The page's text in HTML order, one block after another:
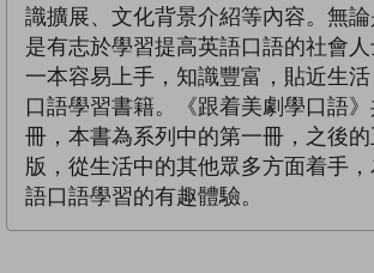
識擴展、文化背景介紹等內容。無
是有志於學習提高英語口語的社會
一本容易上手，知識豐富，貼近生
口語學習書籍。《跟着美劇學口語
冊，本書為系列中的第一冊，之後
版，從生活中的其他眾多方面着手
語口語學習的有趣體驗。